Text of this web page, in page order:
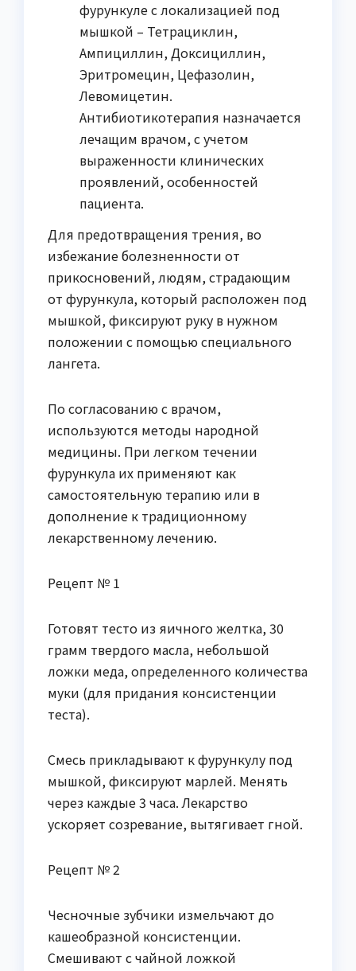
фурункуле с локализацией под
мышкой – Тетрациклин,
Ампициллин, Доксициллин,
Эритромецин, Цефазолин,
Левомицетин.
Антибиотикотерапия назначается
лечащим врачом, с учетом
выраженности клинических
проявлений, особенностей
пациента.
Для предотвращения трения, во
избежание болезненности от
прикосновений, людям, страдающим
от фурункула, который расположен под
мышкой, фиксируют руку в нужном
положении с помощью специального
лангета.
По согласованию с врачом,
используются методы народной
медицины. При легком течении
фурункула их применяют как
самостоятельную терапию или в
дополнение к традиционному
лекарственному лечению.
Рецепт № 1
Готовят тесто из яичного желтка, 30
грамм твердого масла, небольшой
ложки меда, определенного количества
муки (для придания консистенции
теста).
Смесь прикладывают к фурункулу под
мышкой, фиксируют марлей. Менять
через каждые 3 часа. Лекарство
ускоряет созревание, вытягивает гной.
Рецепт № 2
Чесночные зубчики измельчают до
кашеобразной консистенции.
Смешивают с чайной ложкой